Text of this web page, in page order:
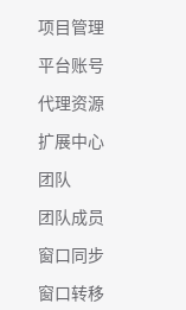
项目管理
平台账号
代理资源
扩展中心
团队
团队成员
窗口同步
窗口转移